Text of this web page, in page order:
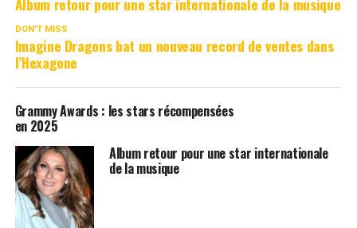
DON'T MISS
Imagine Dragons bat un nouveau record de ventes dans
l’Hexagone
Grammy Awards : les stars récompensées
en 2025
Album retour pour une star internationale
de la musique